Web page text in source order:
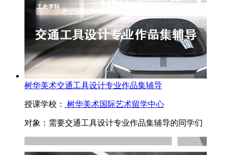
树华美术交通工具设计专业作品集辅导
授课学校： 树华美术国际艺术留学中心
对象： 需要交通工具设计专业作品集辅导的同学们